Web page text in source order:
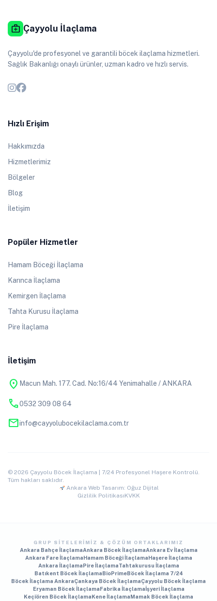
medical_services Çayyolu İlaçlama
Çayyolu'de profesyonel ve garantili böcek ilaçlama hizmetleri.
Sağlık Bakanlığı onaylı ürünler, uzman kadro ve hızlı servis.
Hızlı Erişim
Hakkımızda
Hizmetlerimiz
Bölgeler
Blog
İletişim
Popüler Hizmetler
Hamam Böceği İlaçlama
Karınca İlaçlama
Kemirgen İlaçlama
Tahta Kurusu İlaçlama
Pire İlaçlama
İletişim
location_on Macun Mah. 177. Cad. No:16/44 Yenimahalle / ANKARA
phone0532 309 08 64
mailinfo@cayyolubocekilaclama.com.tr
© 2026 Çayyolu Böcek İlaçlama | 7/24 Profesyonel Haşere Kontrolü.
Tüm hakları saklıdır.
Ankara Web Tasarım: Oğuz Dijital
Gizlilik PolitikasıKVKK
GRUP SITELERIMIZ & ÇÖZÜM ORTAKLARIMIZ
Ankara Bahçe İlaçlamaAnkara Böcek İlaçlamaAnkara Ev İlaçlama
Ankara Fare İlaçlamaHamam Böceği İlaçlamaHaşere İlaçlama
Ankara İlaçlamaPire İlaçlamaTahtakurusu İlaçlama
Batıkent Böcek İlaçlamaBioPrimeBöcek İlaçlama 7/24
Böcek İlaçlama AnkaraÇankaya Böcek İlaçlamaÇayyolu Böcek İlaçlama
Eryaman Böcek İlaçlamaFabrika İlaçlamaİşyeri İlaçlama
Keçiören Böcek İlaçlamaKene İlaçlamaMamak Böcek İlaçlama